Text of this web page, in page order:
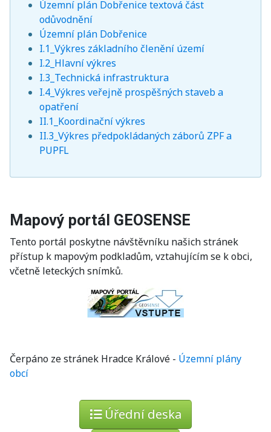
Územní plán Dobřenice textová část
odůvodnění
Územní plán Dobřenice
I.1_Výkres základního členění území
I.2_Hlavní výkres
I.3_Technická infrastruktura
I.4_Výkres veřejně prospěšných staveb a
opatření
II.1_Koordinační výkres
II.3_Výkres předpokládaných záborů ZPF a
PUPFL
Mapový portál GEOSENSE
Tento portál poskytne návštěvníku našich stránek
přístup k mapovým podkladům, vztahujícím se k obci,
včetně leteckých snímků.
Čerpáno ze stránek Hradce Králové - Územní plány
obcí
Úřední deska